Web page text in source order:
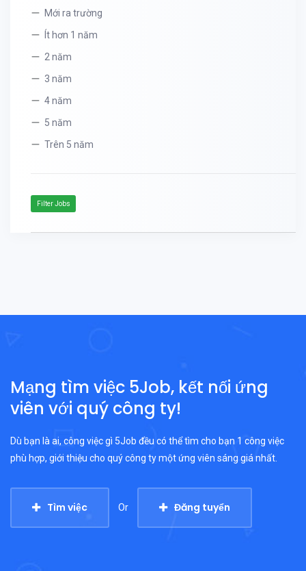
Mới ra trường
Ít hơn 1 năm
2 năm
3 năm
4 năm
5 năm
Trên 5 năm
Filter Jobs
Mạng tìm việc 5Job, kết nối ứng
viên với quý công ty!
Dù bạn là ai, công việc gì 5Job đều có thể tìm cho bạn 1 công việc
phù hợp, giới thiệu cho quý công ty một ứng viên sáng giá nhất.
Tìm việc Or Đăng tuyển